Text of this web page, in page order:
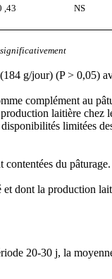
,43
NS
g/jour) (P > 0,05)
complément au
laitière
limitées
contentées du pâturage.
dont la production
20-30 j, la